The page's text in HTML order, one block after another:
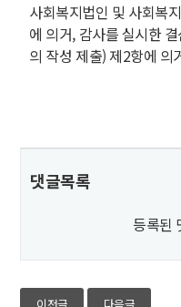
사회복지법인 및 사회복
에 의거, 감사를 실시한
의 작성 제출) 제2항에 의
댓글목록
등록된